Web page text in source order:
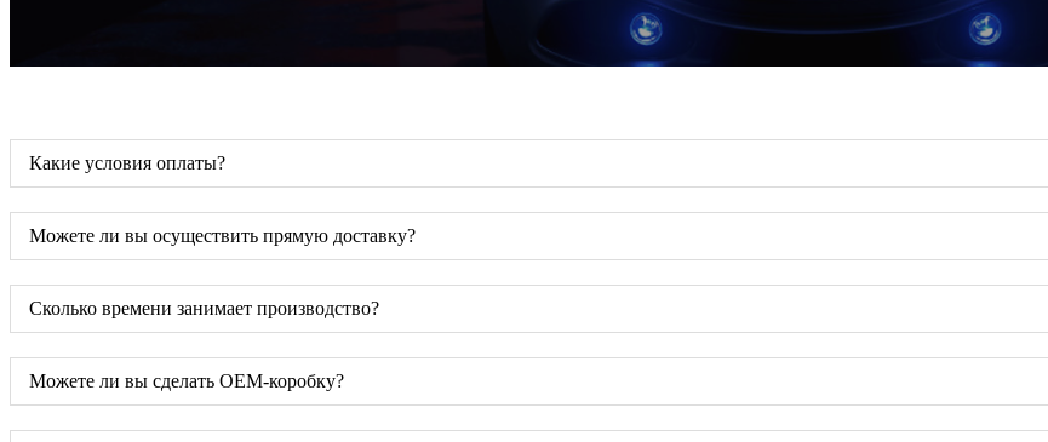
Какие условия оплаты?
Можете ли вы осуществить прямую доставку?
Сколько времени занимает производство?
Можете ли вы сделать OEM-коробку?